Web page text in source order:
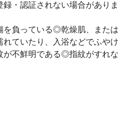
・認証されない場合がありま
負っている◎乾燥肌、または
ていたり、入浴などでふやけ
不鮮明である◎指紋がすれな